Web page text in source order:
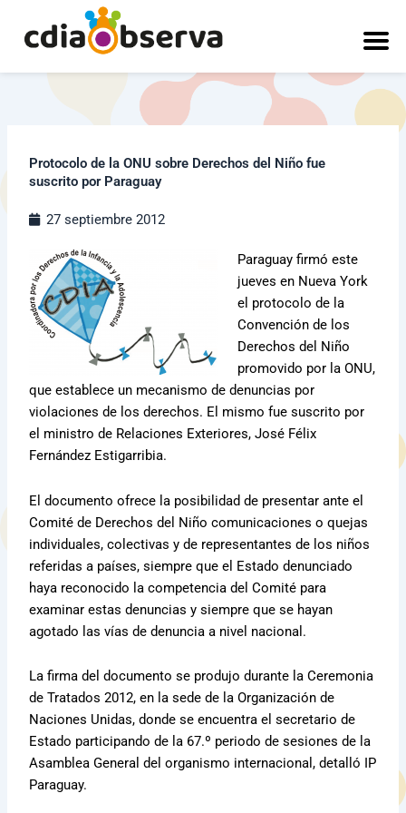
contenido
Protocolo de la ONU sobre Derechos del Niño fue
suscrito por Paraguay
27 septiembre 2012
Paraguay firmó este
jueves en Nueva York
el protocolo de la
Convención de los
Derechos del Niño
promovido por la ONU,
que establece un mecanismo de denuncias por
violaciones de los derechos. El mismo fue suscrito por
el ministro de Relaciones Exteriores, José Félix
Fernández Estigarribia.
El documento ofrece la posibilidad de presentar ante el
Comité de Derechos del Niño comunicaciones o quejas
individuales, colectivas y de representantes de los niños
referidas a países, siempre que el Estado denunciado
haya reconocido la competencia del Comité para
examinar estas denuncias y siempre que se hayan
agotado las vías de denuncia a nivel nacional.
La firma del documento se produjo durante la Ceremonia
de Tratados 2012, en la sede de la Organización de
Naciones Unidas, donde se encuentra el secretario de
Estado participando de la 67.º periodo de sesiones de la
Asamblea General del organismo internacional, detalló IP
Paraguay.